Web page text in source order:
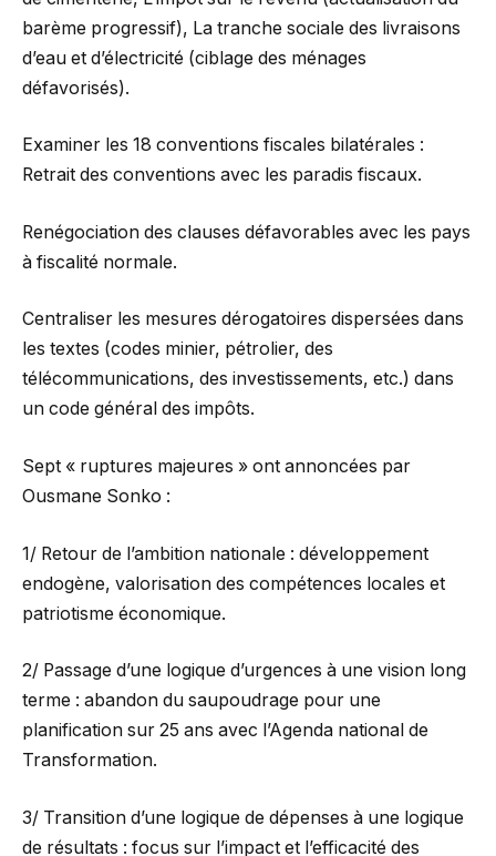
barème progressif), La tranche sociale des livraisons
d’eau et d’électricité (ciblage des ménages
défavorisés).
Examiner les 18 conventions fiscales bilatérales :
Retrait des conventions avec les paradis fiscaux.
Renégociation des clauses défavorables avec les pays
à fiscalité normale.
Centraliser les mesures dérogatoires dispersées dans
les textes (codes minier, pétrolier, des
télécommunications, des investissements, etc.) dans
un code général des impôts.
Sept « ruptures majeures » ont annoncées par
Ousmane Sonko :
1/ Retour de l’ambition nationale : développement
endogène, valorisation des compétences locales et
patriotisme économique.
2/ Passage d’une logique d’urgences à une vision long
terme : abandon du saupoudrage pour une
planification sur 25 ans avec l’Agenda national de
Transformation.
3/ Transition d’une logique de dépenses à une logique
de résultats : focus sur l’impact et l’efficacité des